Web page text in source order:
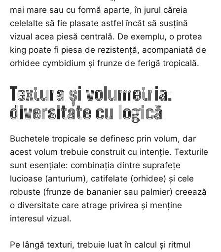
mai mare sau cu formă aparte, în jurul căreia
celelalte să fie plasate astfel încât să susțină
vizual acea piesă centrală. De exemplu, o protea
king poate fi piesa de rezistență, acompaniată de
orhidee cymbidium și frunze de ferigă tropicală.
Textura și volumetria:
diversitate cu logică
Buchetele tropicale se definesc prin volum, dar
acest volum trebuie construit cu intenție. Texturile
sunt esențiale: combinația dintre suprafețe
lucioase (anturium), catifelate (orhidee) și cele
robuste (frunze de bananier sau palmier) creează
o diversitate care atrage privirea și menține
interesul vizual.
Pe lângă texturi, trebuie luat în calcul și ritmul